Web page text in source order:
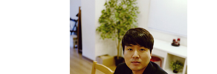
“첫 번째 사람은 자기에게 익숙한 책을 선택한다. 하나의 책을 읽고
지식을 쌓으면, 다음에는 지식을 더 깊게 하기 위해 비슷한 분야의 책
을 다시 선택한다. 하나의 분야에서 그의 지식은 깊어지고, 그는 그 분
야의 전문가가 되어간다. 이 사람은 우물을 파는 영혼을 가졌다.
두 번째 사람은 자기를 불편하게 만드는 책을 선택한다. 하나의 책을